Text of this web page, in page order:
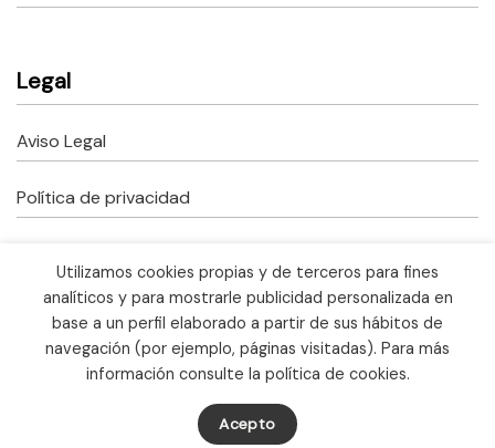
Legal
Aviso Legal
Política de privacidad
Copyright © 2023 Fusteria Correcher.
Todos los derechos reservados.Ayudas Kit Digital
Made with ♥ by
Utilizamos cookies propias y de terceros para fines
analíticos y para mostrarle publicidad personalizada en
base a un perfil elaborado a partir de sus hábitos de
navegación (por ejemplo, páginas visitadas). Para más
información consulte la política de cookies.
Acepto